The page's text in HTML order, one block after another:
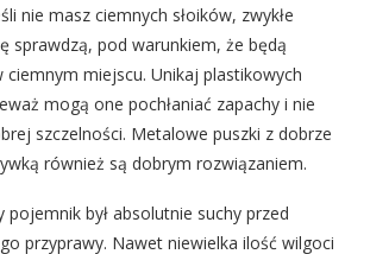
nie masz ciemnych słoików, zwykłe
sprawdzą, pod warunkiem, że będą
ciemnym miejscu. Unikaj plastikowych
mogą one pochłaniać zapachy i nie
szczelności. Metalowe puszki z dobrze
również są dobrym rozwiązaniem.
pojemnik był absolutnie suchy przed
przyprawy. Nawet niewielka ilość wilgoci